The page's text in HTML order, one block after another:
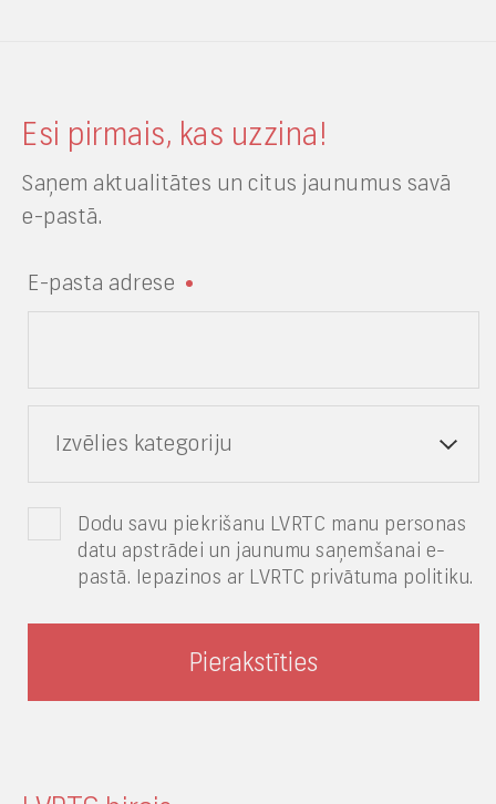
Esi pirmais, kas uzzina!
Saņem aktualitātes un citus jaunumus savā
e-pastā.
E-pasta adrese
Izvēlies kategoriju
Dodu savu piekrišanu LVRTC manu personas
datu apstrādei un jaunumu saņemšanai e-
pastā. Iepazinos ar LVRTC privātuma politiku.